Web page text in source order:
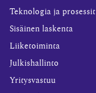
Teknologia ja prosessit
Sisäinen laskenta
Liiketoiminta
Julkishallinto
Yritysvastuu